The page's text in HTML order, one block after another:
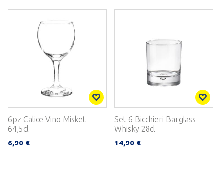
6pz Calice Vino Misket
64,5cl
6,90 €
Set 6 Bicchieri Barglass
Whisky 28cl
14,90 €